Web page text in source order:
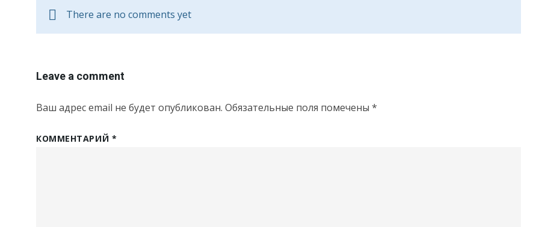
There are no comments yet
Leave a comment
Ваш адрес email не будет опубликован. Обязательные поля помечены *
КОММЕНТАРИЙ *